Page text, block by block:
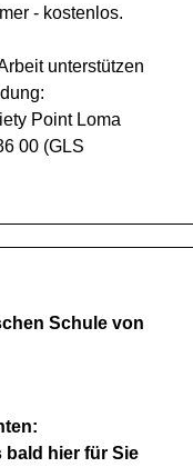
- kostenlos.
unterstützen
Point Loma
00 (GLS
Schule von
bald hier für Sie